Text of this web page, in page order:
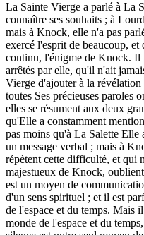
La Sainte Vierge a parlé à La
connaître ses souhaits ; à
mais à Knock, elle n'a pas
exercé l'esprit de beaucoup,
continu, l'énigme de Knock. Il
arrêtés par elle, qu'il n'ait
Vierge d'ajouter à la
toutes Ses précieuses paroles
elles se résument aux deux
qu'Elle a constamment
pas moins qu'à La Salette
un message verbal ; mais à
répètent cette difficulté, et qui
majestueux de Knock,
est un moyen de
d'un sens spirituel ; et il est
de l'espace et du temps. Mais
monde de l'espace et du